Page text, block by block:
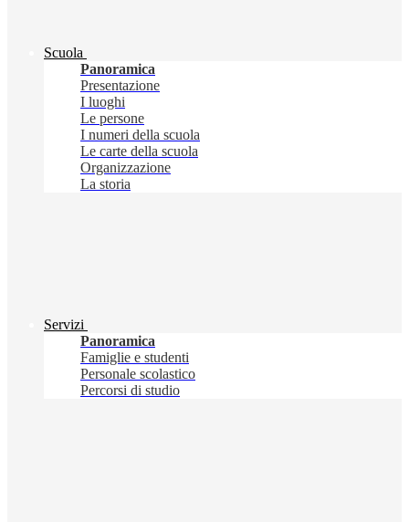
Scuola
Panoramica
Presentazione
I luoghi
Le persone
I numeri della scuola
Le carte della scuola
Organizzazione
La storia
Servizi
Panoramica
Famiglie e studenti
Personale scolastico
Percorsi di studio